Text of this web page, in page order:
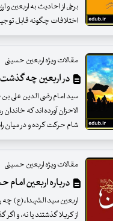
برخی از احادیث به اربعین و
اختلافات چگونه قابل
مقالات ویژه اربعین حسینی
در اربعین چه گذشت
سید امام رضی الدین علی
الاحزان آورده اند که
شام حرکت کرده و در میان
مقالات ویژه اربعین حسینی
درباره اربعین
اربعین سید الشهداء(ع)
از کربلا گذشتند یا نه، و